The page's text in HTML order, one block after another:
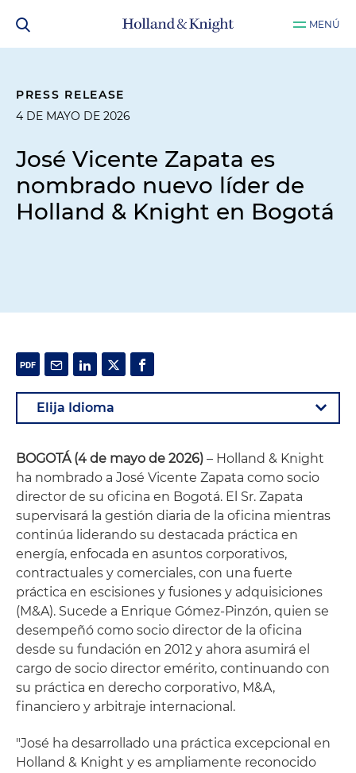
MENÚ
PRESS RELEASE
4 DE MAYO DE 2026
José Vicente Zapata es
nombrado nuevo líder de
Holland & Knight en Bogotá
BOGOTÁ (4 de mayo de 2026) – Holland & Knight
ha nombrado a José Vicente Zapata como socio
director de su oficina en Bogotá. El Sr. Zapata
supervisará la gestión diaria de la oficina mientras
continúa liderando su destacada práctica en
energía, enfocada en asuntos corporativos,
contractuales y comerciales, con una fuerte
práctica en escisiones y fusiones y adquisiciones
(M&A). Sucede a Enrique Gómez-Pinzón, quien se
desempeñó como socio director de la oficina
desde su fundación en 2012 y ahora asumirá el
cargo de socio director emérito, continuando con
su práctica en derecho corporativo, M&A,
financiero y arbitraje internacional.
"José ha desarrollado una práctica excepcional en
Holland & Knight y es ampliamente reconocido